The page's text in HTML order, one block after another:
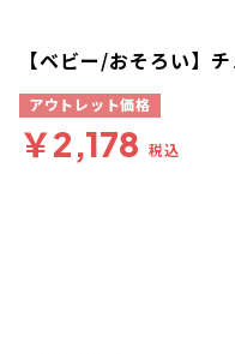
【ベビー/おそろい】
アウトレット価格
￥2,178 税込